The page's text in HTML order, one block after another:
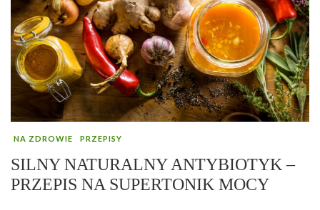
NA ZDROWIE PRZEPISY
SILNY NATURALNY ANTYBIOTYK –
PRZEPIS NA SUPERTONIK MOCY